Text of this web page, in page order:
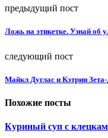
предыдущий пост
Ложь на этикетке. Узнай об
следующий пост
Майкл Дуглас и Кэтрин
Похожие посты
Куриный суп с